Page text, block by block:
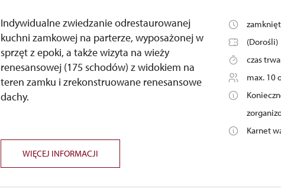
Indywidualne zwiedzanie odrestaurowanej
kuchni zamkowej na parterze, wyposażonej w
sprzęt z epoki, a także wizyta na wieży
renesansowej (175 schodów) z widokiem na
teren zamku i zrekonstruowane renesansowe
dachy.
(Dorośli)
czas
max. 10
Karnet
WIĘCEJ INFORMACJI